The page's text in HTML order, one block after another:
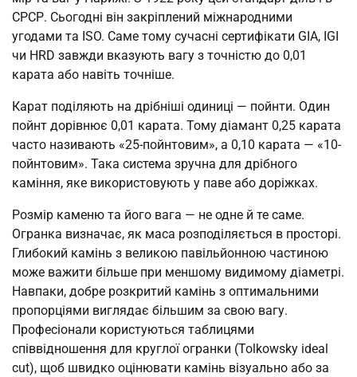
СРСР. Сьогодні він закріплений міжнародними
угодами та ISO. Саме тому сучасні сертифікати GIA, IGI
чи HRD завжди вказують вагу з точністю до 0,01
карата або навіть точніше.
Карат поділяють на дрібніші одиниці — пойнти. Один
пойнт дорівнює 0,01 карата. Тому діамант 0,25 карата
часто називають «25-пойнтовим», а 0,10 карата — «10-
пойнтовим». Така система зручна для дрібного
каміння, яке використовують у паве або доріжках.
Розмір каменю та його вага — не одне й те саме.
Огранка визначає, як маса розподіляється в просторі.
Глибокий камінь з великою павільйонною частиною
може важити більше при меншому видимому діаметрі.
Навпаки, добре розкритий камінь з оптимальними
пропорціями виглядає більшим за свою вагу.
Професіонали користуються таблицями
співвідношення для круглої огранки (Tolkowsky ideal
cut), щоб швидко оцінювати камінь візуально або за